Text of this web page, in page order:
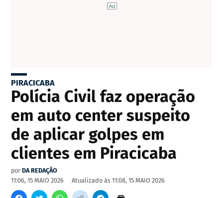
PIRACICABA
Polícia Civil faz operação
em auto center suspeito
de aplicar golpes em
clientes em Piracicaba
por DA REDAÇÃO
11:06, 15 MAIO 2026
Atualizado às 11:08, 15 MAIO 2026